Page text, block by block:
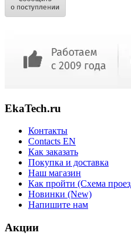
EkaTech.ru
Контакты
Contacts EN
Как заказать
Покупка и доставка
Наш магазин
Как пройти (Схема
Новинки (New)
Напишите нам
Акции